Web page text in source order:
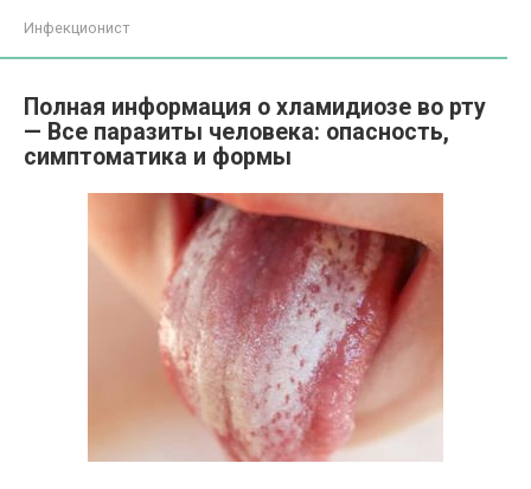
Инфекционист
Полная информация о хламидиозе во рту
— Все паразиты человека: опасность,
симптоматика и формы